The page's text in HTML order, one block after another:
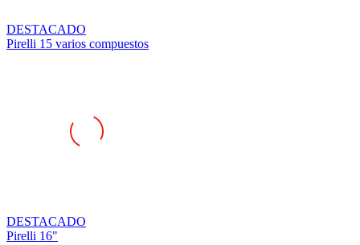
DESTACADO
Pirelli 15 varios compuestos
DESTACADO
Pirelli 16"